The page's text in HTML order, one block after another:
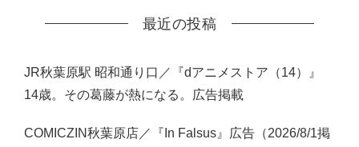
最近の投稿
JR秋葉原駅 昭和通り口／『dアニメストア（14）』
14歳。その葛藤が熱になる。広告掲載
COMICZIN秋葉原店／『In Falsus』広告（2026/8/1掲